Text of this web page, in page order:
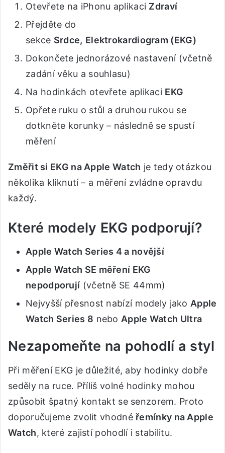
Otevřete na iPhonu aplikaci Zdraví
Přejděte do
sekce Srdce, Elektrokardiogram (EKG)
Dokončete jednorázové nastavení (včetně
zadání věku a souhlasu)
Na hodinkách otevřete aplikaci EKG
Opřete ruku o stůl a druhou rukou se
dotkněte korunky – následně se spustí
měření
Změřit si EKG na Apple Watch je tedy otázkou
několika kliknutí – a měření zvládne opravdu
každý.
Které modely EKG podporují?
Apple Watch Series 4 a novější
Apple Watch SE měření EKG
nepodporují (včetně SE 44mm)
Nejvyšší přesnost nabízí modely jako Apple
Watch Series 8 nebo Apple Watch Ultra
Nezapomeňte na pohodlí a styl
Při měření EKG je důležité, aby hodinky dobře
seděly na ruce. Příliš volné hodinky mohou
způsobit špatný kontakt se senzorem. Proto
doporučujeme zvolit vhodnéřemínky na Apple
Watch, které zajistí pohodlí i stabilitu.